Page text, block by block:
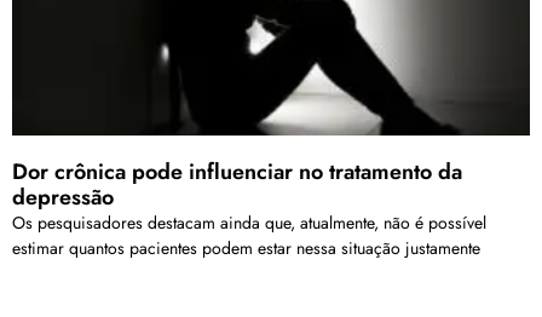
Dor crônica pode influenciar no tratamento da
depressão
Os pesquisadores destacam ainda que, atualmente, não é possível
estimar quantos pacientes podem estar nessa situação justamente